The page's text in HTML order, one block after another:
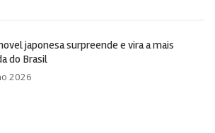
japonesa surpreende e vira a mais
do Brasil
2026